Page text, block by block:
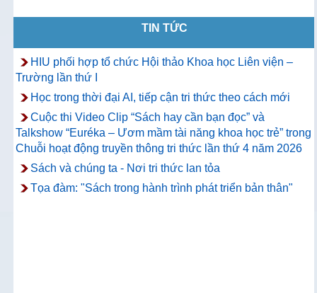
TIN TỨC
HIU phối hợp tổ chức Hội thảo Khoa học Liên viện –
Trường lần thứ I
Học trong thời đại AI, tiếp cận tri thức theo cách mới
Cuộc thi Video Clip “Sách hay cần bạn đọc” và
Talkshow “Euréka – Ươm mầm tài năng khoa học trẻ” trong
Chuỗi hoạt động truyền thông tri thức lần thứ 4 năm 2026
Sách và chúng ta - Nơi tri thức lan tỏa
Tọa đàm: "Sách trong hành trình phát triển bản thân"